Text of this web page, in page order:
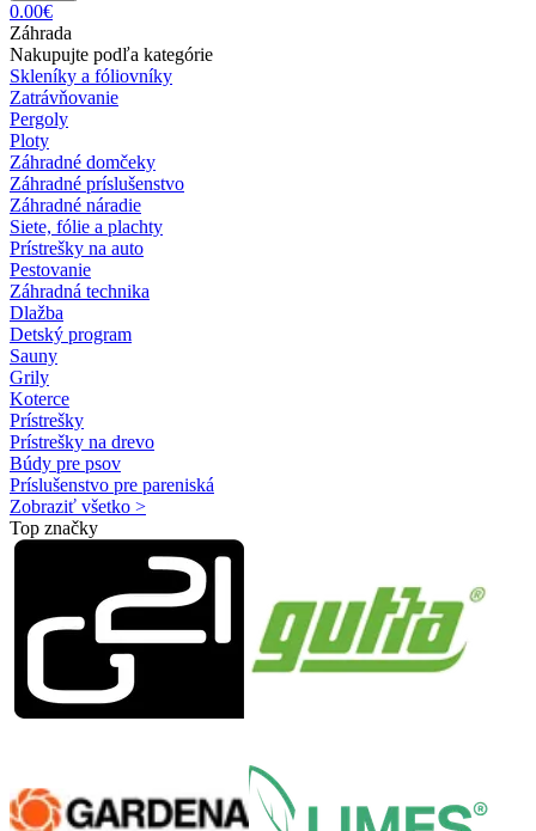
0.00€
Záhrada
Nakupujte podľa kategórie
Skleníky a fóliovníky
Zatrávňovanie
Pergoly
Ploty
Záhradné domčeky
Záhradné príslušenstvo
Záhradné náradie
Siete, fólie a plachty
Prístrešky na auto
Pestovanie
Záhradná technika
Dlažba
Detský program
Sauny
Grily
Koterce
Prístrešky
Prístrešky na drevo
Búdy pre psov
Príslušenstvo pre pareniská
Zobraziť všetko >
Top značky